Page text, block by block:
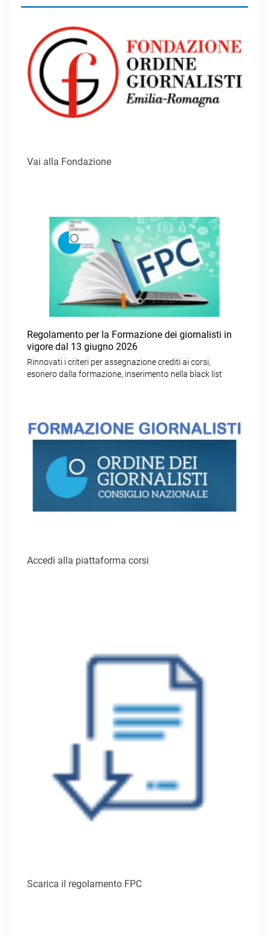
Vai alla Fondazione
Regolamento per la Formazione dei giornalisti in
vigore dal 13 giugno 2026
Rinnovati i criteri per assegnazione crediti ai corsi,
esonero dalla formazione, inserimento nella black list
Accedi alla piattaforma corsi
Scarica il regolamento FPC